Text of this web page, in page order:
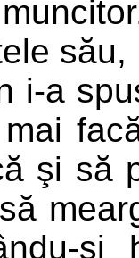
său,
i-a
şi să